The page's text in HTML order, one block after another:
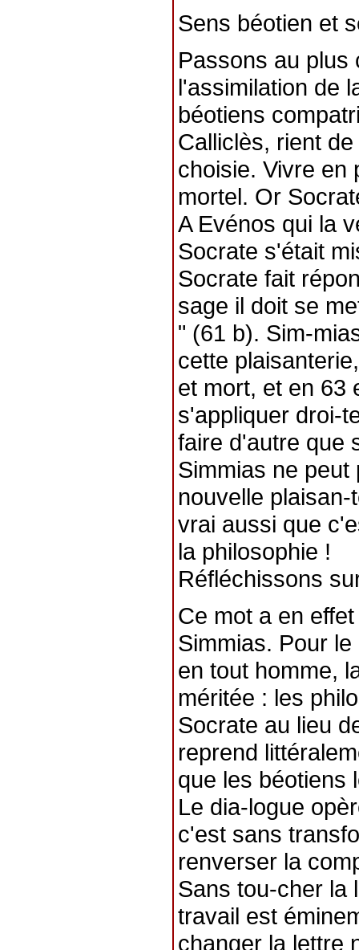
Sens béotien et
Passons au
l'assimilation de
béotiens
Calliclès, rient
choisie. Vivre en
mortel. Or
A Evénos qui la
Socrate s'était
Socrate fait
sage il doit se
" (61 b). Sim-
cette
et mort, et en 63
s'appliquer droi-
faire d'autre que
Simmias ne
nouvelle
vrai aussi que
la philosophie !
Réfléchissons
Ce mot a en
Simmias. Pour
en tout homme,
méritée : les
Socrate au lieu
reprend
que les béotiens
Le dia-logue
c'est sans
renverser la
Sans tou-cher la
travail est
changer la lettre